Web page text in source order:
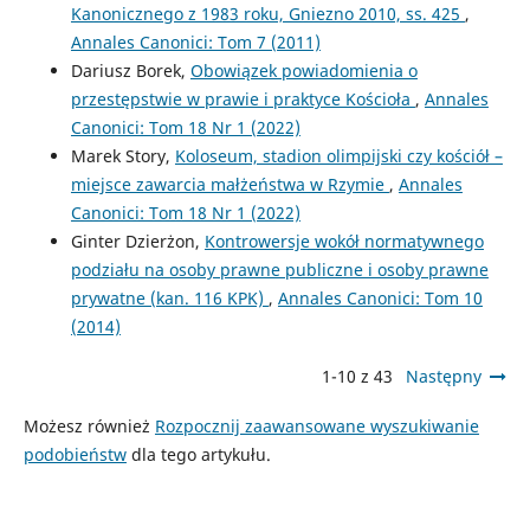
Kanonicznego z 1983 roku, Gniezno 2010, ss. 425 ,
Annales Canonici: Tom 7 (2011)
Dariusz Borek, Obowiązek powiadomienia o
przestępstwie w prawie i praktyce Kościoła , Annales
Canonici: Tom 18 Nr 1 (2022)
Marek Story, Koloseum, stadion olimpijski czy kościół –
miejsce zawarcia małżeństwa w Rzymie , Annales
Canonici: Tom 18 Nr 1 (2022)
Ginter Dzierżon, Kontrowersje wokół normatywnego
podziału na osoby prawne publiczne i osoby prawne
prywatne (kan. 116 KPK) , Annales Canonici: Tom 10
(2014)
1-10 z 43 Następny
Możesz również Rozpocznij zaawansowane wyszukiwanie
podobieństwdla tego artykułu.